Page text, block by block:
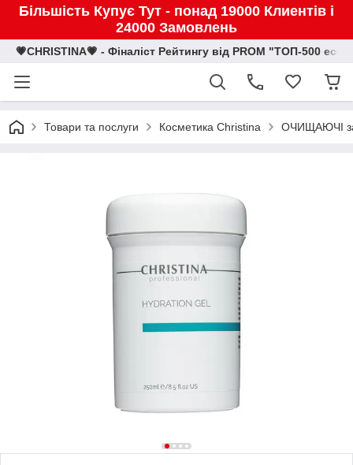
Більшість Купує Тут - понад 19000 Клиентів і
24000 Замовлень
💗CHRISTINA💗 - Фіналіст Рейтингу від PROM "ТОП-500
Товари та послуги Косметика Christina ОЧИЩАЮЧІ